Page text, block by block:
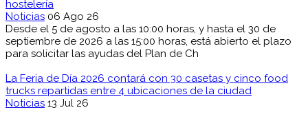
hostelería
Noticias 06 Ago 26
Desde el 5 de agosto a las 10:00 horas, y hasta el 30 de
septiembre de 2026 a las 15:00 horas, está abierto el plazo
para solicitar las ayudas del Plan de Ch
La Feria de Día 2026 contará con 30 casetas y cinco food
trucks repartidas entre 4 ubicaciones de la ciudad
Noticias 13 Jul 26